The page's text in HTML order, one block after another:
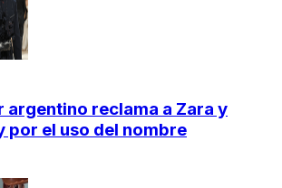
argentino reclama a Zara y
por el uso del nombre